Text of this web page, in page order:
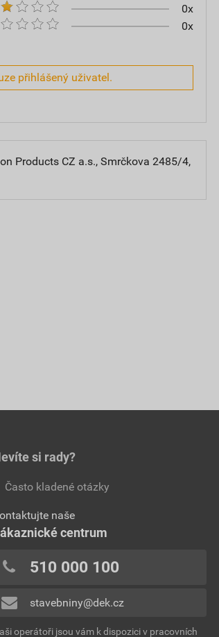
0x
0x
přihlášený uživatel.
Products CZ a.s., Smrčkova 2485/4,
si rady?
Často kladené otázky
naše
centrum
510 000 100
stavebniny@dek.cz
operátoři jsou vám k dispozici v pracovních